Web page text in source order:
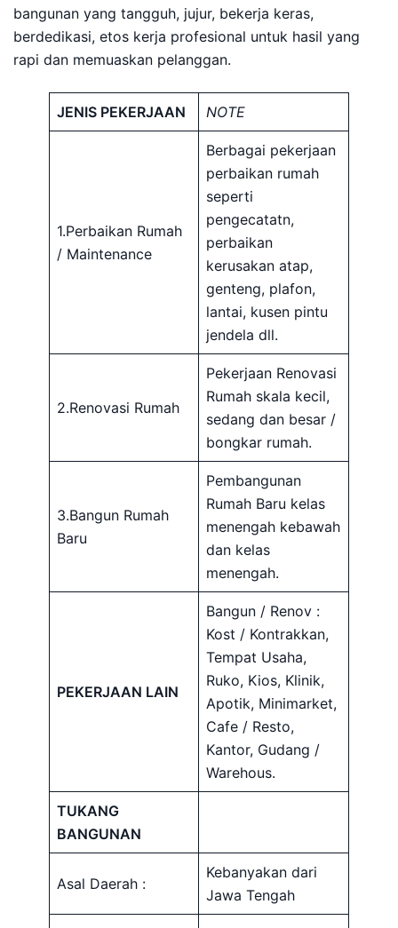
bangunan yang tangguh, jujur, bekerja keras,
berdedikasi, etos kerja profesional untuk hasil yang
rapi dan memuaskan pelanggan.
JENIS PEKERJAAN NOTE
1.Perbaikan Rumah
/ Maintenance
Berbagai pekerjaan
perbaikan rumah
seperti
pengecatatn,
perbaikan
kerusakan atap,
genteng, plafon,
lantai, kusen pintu
jendela dll.
2.Renovasi Rumah
Pekerjaan Renovasi
Rumah skala kecil,
sedang dan besar /
bongkar rumah.
3.Bangun Rumah
Baru
Pembangunan
Rumah Baru kelas
menengah kebawah
dan kelas
menengah.
PEKERJAAN LAIN
Bangun / Renov :
Kost / Kontrakkan,
Tempat Usaha,
Ruko, Kios, Klinik,
Apotik, Minimarket,
Cafe / Resto,
Kantor, Gudang /
Warehous.
TUKANG
BANGUNAN
Asal Daerah :
Kebanyakan dari
Jawa Tengah